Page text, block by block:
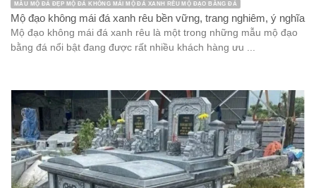
MẪU MỘ ĐÁ ĐẸP MỘ ĐÁ KHÔNG MÁI MỘ ĐÁ XANH RÊU MỘ ĐẠO BẰNG ĐÁ
Mộ đạo không mái đá xanh rêu bền vững, trang nghiêm, ý nghĩa
Mộ đạo không mái đá xanh rêu là một trong những mẫu mộ đạo
bằng đá nổi bật đang được rất nhiều khách hàng ưu ...